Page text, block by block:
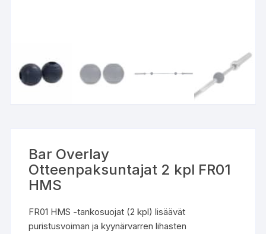
Bar Overlay
Otteenpaksuntajat 2 kpl FR01
HMS
FR01 HMS -tankosuojat (2 kpl) lisäävät
puristusvoiman ja kyynärvarren lihasten